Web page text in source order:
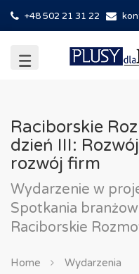
+48 502 21 31 22
Raciborskie
dzień III:
rozwój firm
Wydarzenie w
Spotkania
Raciborskie
Home Wydarzenia